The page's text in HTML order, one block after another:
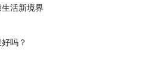
活新境界
吗？